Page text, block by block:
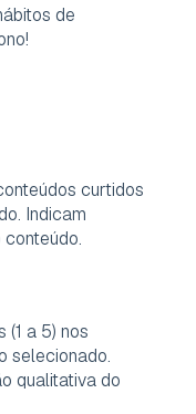
de
curtidos
Indicam
(1 a 5) nos
selecionado.
qualitativa do